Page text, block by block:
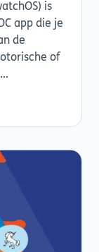
is
app die je
de
of